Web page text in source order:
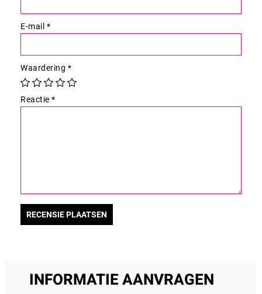
E-mail *
Waardering *
Reactie *
INFORMATIE AANVRAGEN